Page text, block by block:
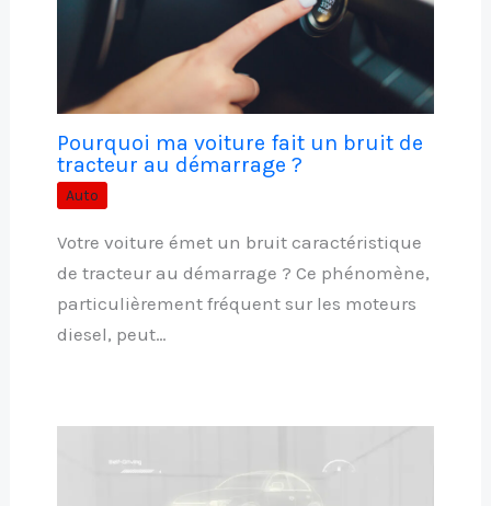
Pourquoi ma voiture fait un bruit de
tracteur au démarrage ?
Auto
Votre voiture émet un bruit caractéristique
de tracteur au démarrage ? Ce phénomène,
particulièrement fréquent sur les moteurs
diesel, peut…